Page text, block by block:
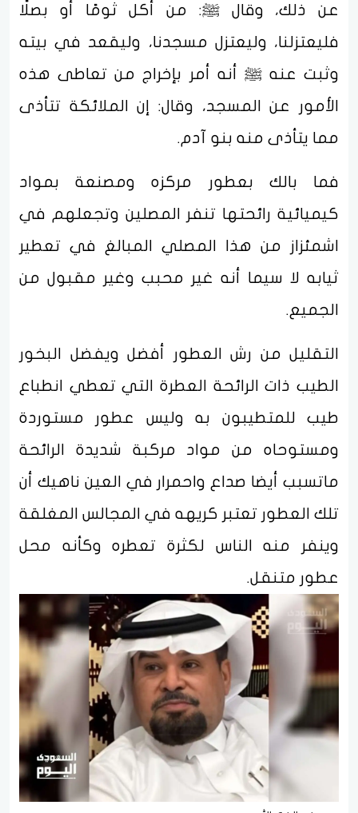
عن ذلك، وقال ﷺ: من أكل ثومًا أو بصلًا
فليعتزلنا، وليعتزل مسجدنا، وليقعد في بيته
وثبت عنه ﷺ أنه أمر بإخراج من تعاطى هذه
الأمور عن المسجد، وقال: إن الملائكة تتأذى
مما يتأذى منه بنو آدم.
فما بالك بعطور مركزه ومصنعة بمواد
كيميائية رائحتها تنفر المصلين وتجعلهم في
اشمئزاز من هذا المصلي المبالغ في تعطير
ثيابه لا سيما أنه غير محبب وغير مقبول من
الجميع.
التقليل من رش العطور أفضل ويفضل البخور
الطيب ذات الرائحة العطرة التي تعطي انطباع
طيب للمتطيبون به وليس عطور مستوردة
ومستوحاه من مواد مركبة شديدة الرائحة
ماتسبب أيضا صداع واحمرار في العين ناهيك أن
تلك العطور تعتبر كريهه في المجالس المغلقة
وينفر منه الناس لكثرة تعطره وكأنه محل
عطور متنقل.